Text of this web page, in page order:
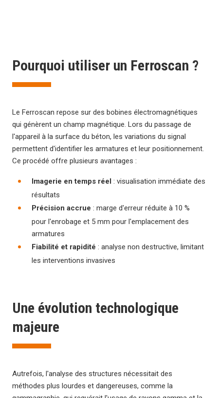
Pourquoi utiliser un Ferroscan ?
Le Ferroscan repose sur des bobines électromagnétiques
qui génèrent un champ magnétique. Lors du passage de
l'appareil à la surface du béton, les variations du signal
permettent d'identifier les armatures et leur positionnement.
Ce procédé offre plusieurs avantages :
Imagerie en temps réel : visualisation immédiate des
résultats
Précision accrue : marge d'erreur réduite à 10 %
pour l'enrobage et 5 mm pour l'emplacement des
armatures
Fiabilité et rapidité : analyse non destructive, limitant
les interventions invasives
Une évolution technologique
majeure
Autrefois, l'analyse des structures nécessitait des
méthodes plus lourdes et dangereuses, comme la